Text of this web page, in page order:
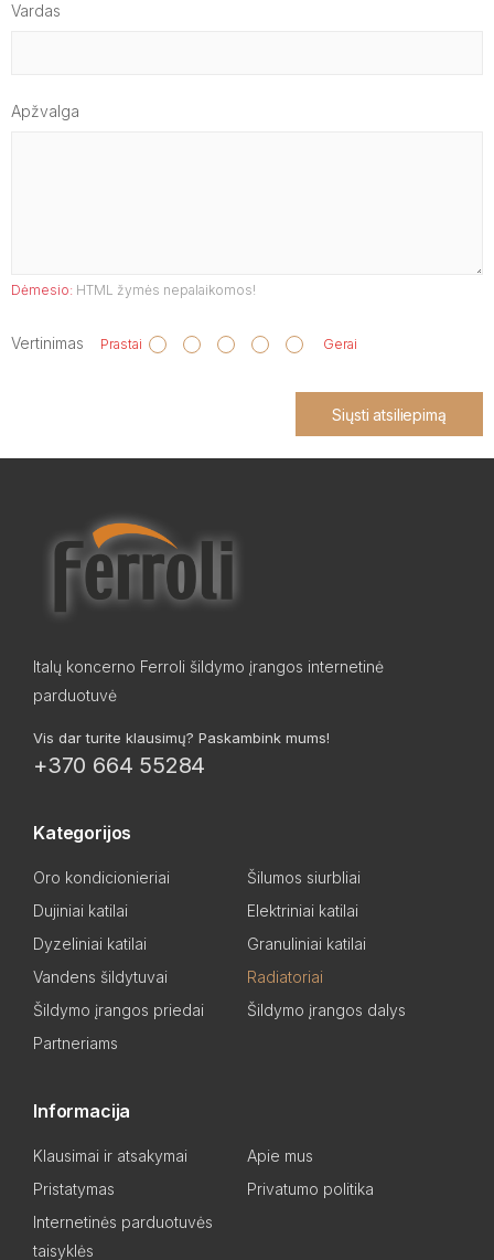
Vardas
Apžvalga
Dėmesio: HTML žymės nepalaikomos!
Vertinimas Prastai Gerai
Siųsti atsiliepimą
Italų koncerno Ferroli šildymo įrangos internetinė
parduotuvė
Vis dar turite klausimų? Paskambink mums!
+370 664 55284
Kategorijos
Oro kondicionieriai
Šilumos siurbliai
Dujiniai katilai
Elektriniai katilai
Dyzeliniai katilai
Granuliniai katilai
Vandens šildytuvai
Radiatoriai
Šildymo įrangos priedai
Šildymo įrangos dalys
Partneriams
Informacija
Klausimai ir atsakymai
Apie mus
Pristatymas
Privatumo politika
Internetinės parduotuvės
taisyklės